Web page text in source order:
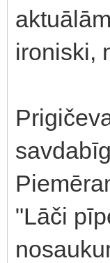
ironiski,
"Lāči